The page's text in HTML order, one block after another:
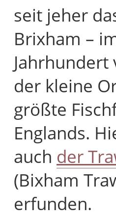
seit jeher
Brixham –
Jahrhundert
der kleine
größte
Englands.
auch der
(Bixham
erfunden.